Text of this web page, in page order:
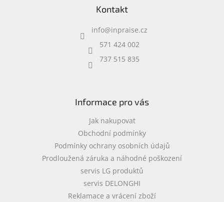
Kontakt
info@inpraise.cz
571 424 002
737 515 835
Informace pro vás
Jak nakupovat
Obchodní podmínky
Podmínky ochrany osobních údajů
Prodloužená záruka a náhodné poškození
servis LG produktů
servis DELONGHI
Reklamace a vrácení zboží